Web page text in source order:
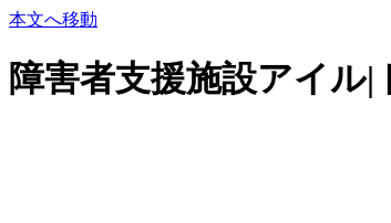
本文へ移動
障害者支援施設アイル|